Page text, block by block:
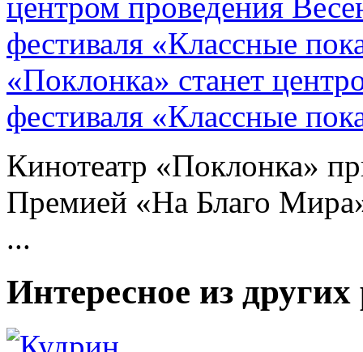
«Поклонка» станет
фестиваля «Классные
Кинотеатр «Поклонка»
Премией «На Благо
...
Интересное из